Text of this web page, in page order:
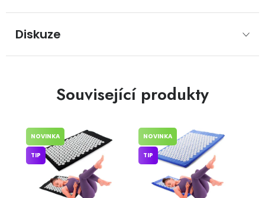
Diskuze
Související produkty
NOVINKA
TIP
NOVINKA
TIP